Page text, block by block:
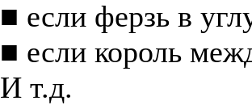
■ если ферзь в
■ если король
И т.д.